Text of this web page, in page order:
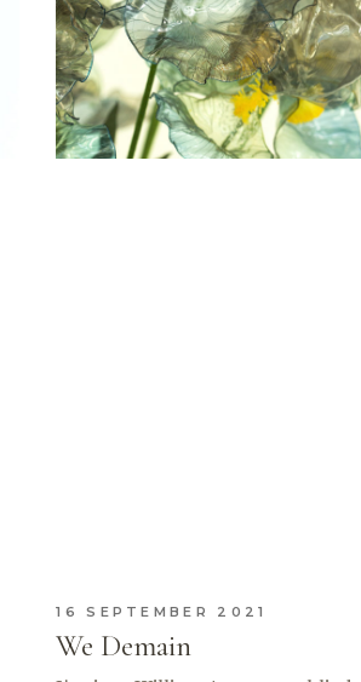
16 SEPTEMBER 2021
We Demain